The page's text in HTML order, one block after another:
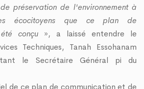
préservation de l'environnement à
écocitoyens que ce plan de
conçu », a laissé entendre le
Techniques, Tanah Essohanam
le Secrétaire Général pi du
de ce plan de communication et de